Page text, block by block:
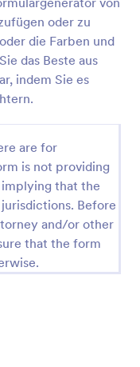
oder zu
die Farben und
das Beste aus
indem Sie es
are for
is not providing
that the
Before
and/or other
that the form
das
Fahrzeugtyp,
Informationen
Geburtsdatum
Formular
Farben
Website